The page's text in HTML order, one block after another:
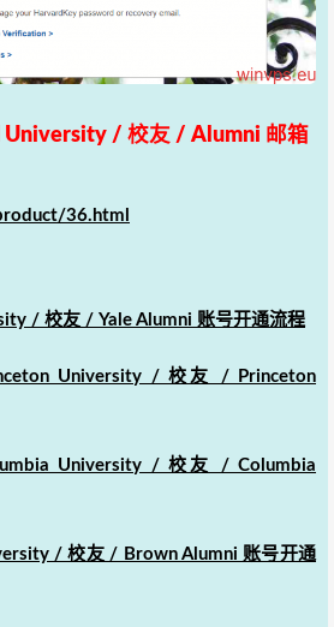
University / 校友 / Alumni 邮箱
36.html
/ 校友 / Yale Alumni 账号开通流程
University / 校友 / Princeton
University / 校友 / Columbia
/ 校友 / Brown Alumni 账号开通